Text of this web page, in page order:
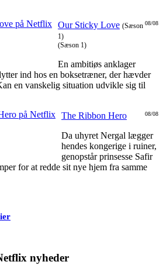
08/08
Our Sticky Love (Sæson
1)
(Sæson 1)
En ambitiøs anklager
ind hos en boksetræner, der hævder
en vanskelig situation udvikle sig til
08/08
The Ribbon Hero
Da uhyret Nergal lægger
hendes kongerige i ruiner,
genopstår prinsesse Safir
for at redde sit nye hjem fra samme
nyheder